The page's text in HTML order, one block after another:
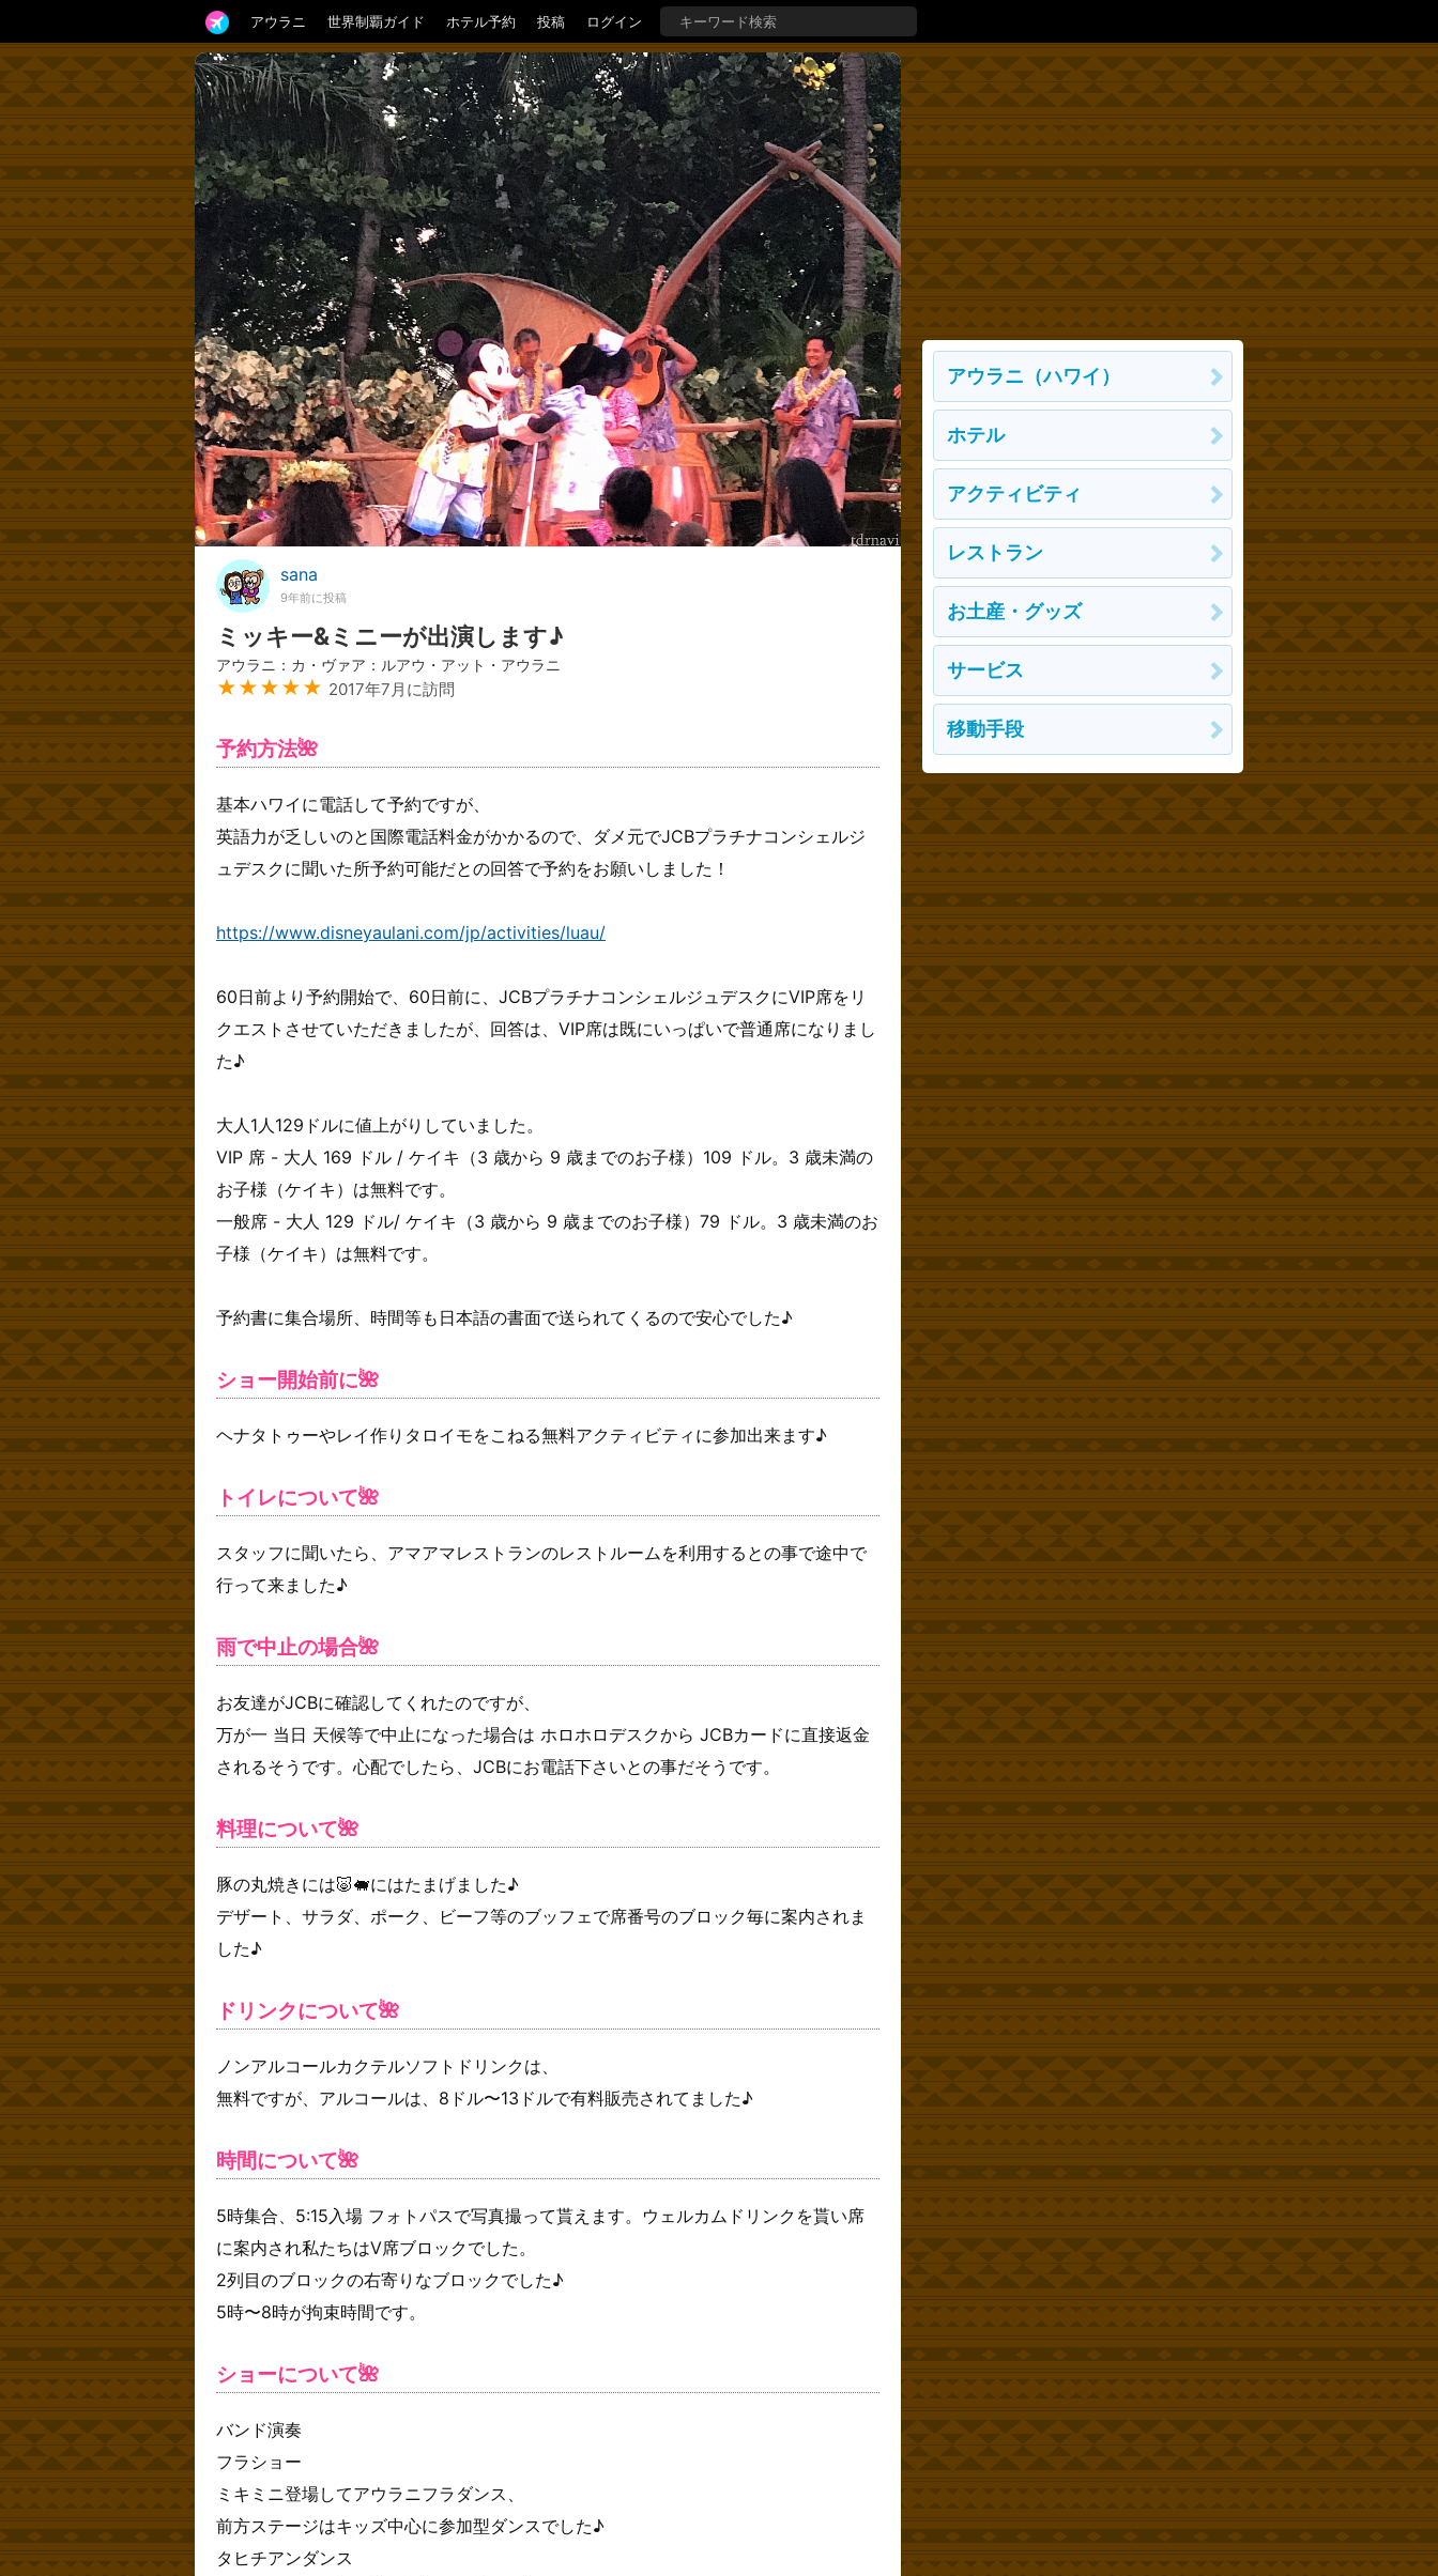
アウラニ 世界制覇ガイド ホテル予約 投稿 ログイン
sana
9年前に投稿
ミッキー&ミニーが出演します♪
アウラニ：カ・ヴァア：ルアウ・アット・アウラニ
★★★★★ 2017年7月に訪問
予約方法🌺
基本ハワイに電話して予約ですが、
英語力が乏しいのと国際電話料金がかかるので、ダメ元でJCBプラチナコンシェルジ
ュデスクに聞いた所予約可能だとの回答で予約をお願いしました！
https://www.disneyaulani.com/jp/activities/luau/
60日前より予約開始で、60日前に、JCBプラチナコンシェルジュデスクにVIP席をリ
クエストさせていただきましたが、回答は、VIP席は既にいっぱいで普通席になりまし
た♪
大人1人129ドルに値上がりしていました。
VIP 席 - 大人 169 ドル / ケイキ（3 歳から 9 歳までのお子様）109 ドル。3 歳未満の
お子様（ケイキ）は無料です。
一般席 - 大人 129 ドル/ ケイキ（3 歳から 9 歳までのお子様）79 ドル。3 歳未満のお
子様（ケイキ）は無料です。
予約書に集合場所、時間等も日本語の書面で送られてくるので安心でした♪
ショー開始前に🌺
ヘナタトゥーやレイ作りタロイモをこねる無料アクティビティに参加出来ます♪
トイレについて🌺
スタッフに聞いたら、アマアマレストランのレストルームを利用するとの事で途中で
行って来ました♪
雨で中止の場合🌺
お友達がJCBに確認してくれたのですが、
万が一 当日 天候等で中止になった場合は ホロホロデスクから JCBカードに直接返金
されるそうです。心配でしたら、JCBにお電話下さいとの事だそうです。
料理について🌺
豚の丸焼きには🐷🐖にはたまげました♪
デザート、サラダ、ポーク、ビーフ等のブッフェで席番号のブロック毎に案内されま
した♪
ドリンクについて🌺
ノンアルコールカクテルソフトドリンクは、
無料ですが、アルコールは、8ドル〜13ドルで有料販売されてました♪
時間について🌺
5時集合、5:15入場 フォトパスで写真撮って貰えます。ウェルカムドリンクを貰い席
に案内され私たちはV席ブロックでした。
2列目のブロックの右寄りなブロックでした♪
5時〜8時が拘束時間です。
ショーについて🌺
バンド演奏
フラショー
ミキミニ登場してアウラニフラダンス、
前方ステージはキッズ中心に参加型ダンスでした♪
タヒチアンダンス
アウラニ（ハワイ）
ホテル
アクティビティ
レストラン
お土産・グッズ
サービス
移動手段